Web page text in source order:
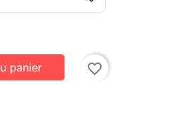
panier favorite_border